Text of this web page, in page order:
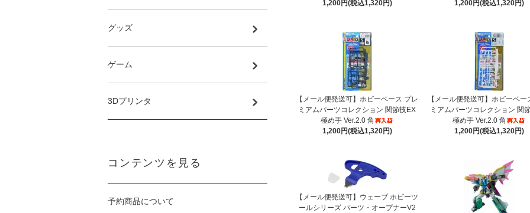
1,200円(税込1,320円)
1,200円(税込1,320円)
【メール便発送可】ホビーベース プレ
ミアムパーツコレクション 関節技EX
極め手 Ver.2.0 角
1,200円(税込1,320円)
【メール便発送可】ホビーベー
ミアムパーツコレクション 関
極め手 Ver.2.0 角
1,200円(税込1,320円)
【メール便発送可】ウェーブ ホビーツ
ールシリーズ パーツ・オープナーV2
グッズ
ゲーム
3Dプリンタ
コンテンツを見る
予約商品について